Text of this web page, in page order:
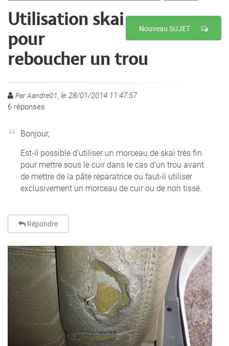
Nouveau SUJET
Utilisation skai
pour
reboucher un trou
Par Aandre01, le 28/01/2014 11:47:57
6 réponses
Bonjour,
Est-il possible d'utiliser un morceau de skai très fin
pour mettre sous le cuir dans le cas d'un trou avant
de mettre de la pâte réparatrice ou faut-il utiliser
exclusivement un morceau de cuir ou de non tissé.
Répondre